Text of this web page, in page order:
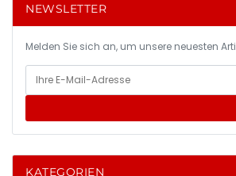
NEWSLETTER
Melden Sie sich an, um unsere neuesten
KATEGORIEN